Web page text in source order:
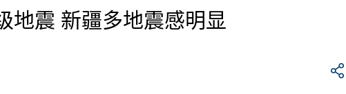
地震 新疆多地震感明显